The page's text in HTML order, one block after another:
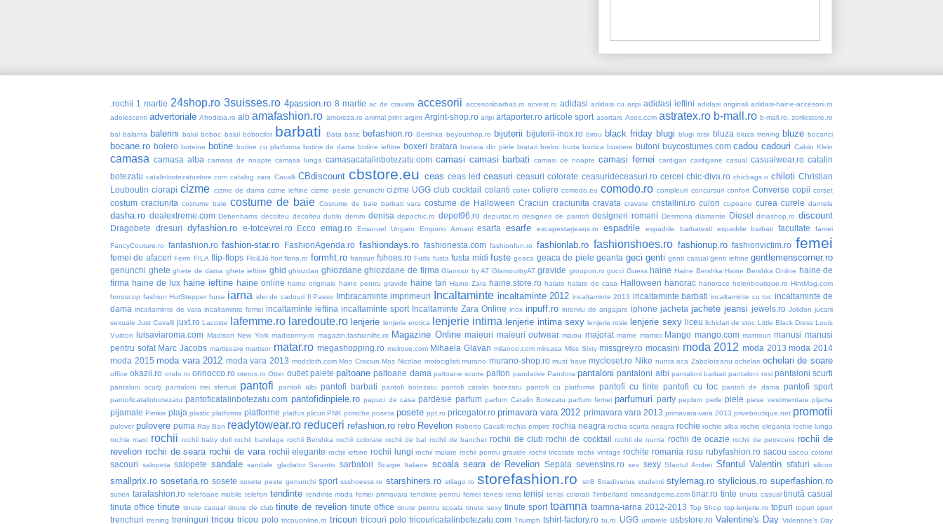
.rochii 1 martie 24shop.ro 3suisses.ro 4passion.ro 8 martie ac de cravata accesorii accesoriibarbati.ro acvest.ro adidasi adidasi cu aripi adidasi ieftini adidasi originali adidasi-haine-accesorii.ro
adolescenti advertoriale Afrodisia.ro alb amafashion.ro amoreza.ro animal print argint Argint-shop.ro aripi artaporter.ro articole sport asortare Asos.com astratex.ro b-mall.ro b-mall.ro. zorilestore.ro
bal balanta balerini balul boboc balul bobocilor barbati Bata batic befashion.ro Bershka beyoushop.ro bijuterii bijuterii-inox.ro birou black friday blugi blugi rosii bluza bluza trening bluze bocanci
bocane.ro bolero boteine botine botine cu platforma botine de dama botine ieftine boxeri bratara bratara din piele bratari breloc burta burtica bustiere butoni buycostumes.com cadou cadouri Calvin Klein
camasa camasa alba camasa de noapte camasa lunga camasacatalinbotezatu.com camasi camasi barbati camasi de noapte camasi femei cardigan cardigane casual casualwear.ro catalin
botezatu catalinbotezatustore.com catalog zara Cavalli CBdiscount cbstore.eu ceas ceas led ceasuri ceasuri colorate ceasurideceasuri.ro cercei chic-diva.ro chicbags.o chiloti Christian
Louboutin ciorapi cizme cizme de dama cizme ieftine cizme peste genunchi cizme UGG club cocktail colanti colier coliere comodo.eu comodo.ro compleuri concursuri confort Converse copii corset
costum craciunita costume baie costume de baie Costume de baie barbati vara costume de Halloween Craciun craciunita cravata cravate cristallini.ro culori cupoane curea curele dantela
dasha.ro dealextreme.com Debenhams decolteu decolteu dublu denim denisa depochic.ro depot96.ro depurtat.ro designeri de pantofi designeri romani Desmona diamante Diesel dinashop.ro discount
Dragobete dresuri dyfashion.ro e-totcevrei.ro Ecco emag.ro Emanuel Ungaro Emporio Armani esarfa esarfe escapestarjeans.ro espadrile espadrile barbatesti espadrile barbati facultate famei
FancyCouture.ro fanfashion.ro fashion-star.ro FashionAgenda.ro fashiondays.ro fashionesta.com fashionfun.ro fashionlab.ro fashionshoes.ro fashionup.ro fashionvictim.ro femei
femei de afaceri Ferre FILA flip-flops Flo&Jó flori floria.ro formfit.ro fransuri fshoes.ro Furla fusta fusta midi fuste geaca geaca de piele geanta geci genti genti casual genti ieftine gentlemenscorner.ro
genunchi ghete ghete de dama ghete ieftine ghid ghiozdan ghiozdane ghiozdane de firma Glamour by AT GlamourbyAT gravide groupon.ro gucci Guess haine Haine Bershka Haine Bershka Online haine de
firma haine de lux haine ieftine haine online haine originale haine pentru gravide haine tari Haine Zara haine.store.ro halate halate de casa Halloween hanorac hanorace helenboutique.ro HintMag.com
horoscop fashion HotStepper huse iarna idei de cadouri Il Passo Imbracaminte imprimeuri Incaltaminte incaltaminte 2012 incaltaminte 2013 incaltaminte barbati incaltaminte cu toc incaltaminte de
dama incaltaminte de vara incaltaminte femei incaltaminte ieftina incaltaminte sport Incaltaminte Zara Online inox inpuff.ro interviu de angajare iphone jacheta jachete jeansi jewels.ro Jolidon jucarii
sexuale Just Cavalli juxt.ro Lacoste lafemme.ro laredoute.ro lenjerie lenjerie erotica lenjerie intima lenjerie intima sexy lenjerie rosie lenjerie sexy liceu lichidari de stoc Little Black Dress Louis
Vuitton luisaviaroma.com Madison New York madisonny.ro magazin.fashionlife.ro Magazine Online maieuri maieuri outwear maiou majorat mame mamici Mango mango.com mantouri manusi manusi
pentru sofat Marc Jacobs martisoare martisor matar.ro megashopping.ro melrose.com Mihaela Glavan milanoo.com mireasa Miss Sixty missgrey.ro mocasini moda 2012 moda 2013 moda 2014
moda 2015 moda vara 2012 moda vara 2013 modcloth.com Mos Craciun Mos Nicolae motociglisti murano murano-shop.ro must have mycloset.ro Nike nunta oca Zaboloteanu ochelari ochelari de soare
office okazii.ro ondo.ro orinocco.ro oteros.ro Otter outlet paiete paltoane paltoane dama paltoane scurte palton pandative Pandora pantaloni pantaloni albi pantaloni barbati pantaloni rosi pantaloni scurti
pantaloni scurţi pantaloni trei sferturi pantofi pantofi albi pantofi barbati pantofi botezatu pantofi catalin botezatu pantofi cu platforma pantofi cu tinte pantofi cu toc pantofi de dama pantofi sport
pantoficatalinbotezatu pantoficatalinbotezatu.com pantofidinpiele.ro papuci de casa pardesie parfum parfum Catalin Botezatu parfum femei parfumuri party peplum perle piele piese vestimentare pijama
pijamale Pimkie plaja plastic platforma platforme platfus plicuri PNK porsche poseta posete ppt.ro pricegator.ro primavara vara 2012 primavara vara 2013 primavara-vara 2013 priveboutique.net promotii
pulover pulovere puma Ray Ban readytowear.ro reduceri refashion.ro retro Revelion Roberto Cavalli rochia empire rochia neagra rochia scurta neagra rochie rochie alba rochie eleganta rochie lunga
rochie maxi rochii rochii baby doll rochii bandage rochii Bershka rochii colorate rochii de bal rochii de banchet rochii de club rochii de cocktail rochii de nunta rochii de ocazie rochii de petrecere rochii de
revelion rochii de seara rochii de vara rochii elegante rochii ieftine rochii lungi rochii mulate rochii pentru gravide rochii tricotate rochii vintage rochite romania rosu rubyfashion.ro sacou sacou colorat
sacouri salopeta salopete sandale sandale gladiator Sarantis sarbatori Scarpe Italiane scoala seara de Revelion Sepala sevensins.ro sex sexy Sfantul Andrei Sfantul Valentin sfaturi silicon
smallprix.ro sosetaria.ro sosete sosete peste genunchi sport ssshoesss.ro starshiners.ro stilago.ro storefashion.ro str8 Stradivarius studenti stylemag.ro stylicious.ro superfashion.ro
sutien tarafashion.ro telefoane mobile telefon tendinte tendinte moda femei primavara tendinte pentru femei tenesi tenis tenisi tenisi colorati Timberland timeandgems.com tinar.ro tinte tinuta casual tinută casual
tinuta office tinute tinute casual tinute de club tinute de revelion tinute office tinute pentru scoala tinute sexy tinute sport toamna toamna-iarna 2012-2013 Top Shop top-lenjerie.ro topuri topuri sport
trenchuri trening treninguri tricou tricou polo tricouonline.ro tricouri tricouri polo tricouricatalinbotezatu.com Triumph tshirt-factory.ro tu.ro UGG umbrele usbstore.ro Valentine's Day Valentine’s Day